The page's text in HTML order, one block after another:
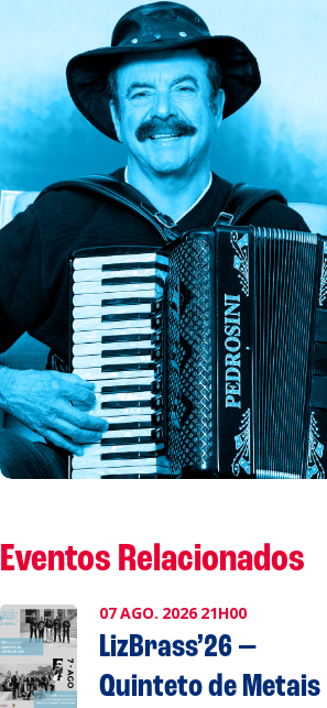
Eventos Relacionados
07AGO. 202621H00
LizBrass’26 —
Quinteto de Metais
Gravar